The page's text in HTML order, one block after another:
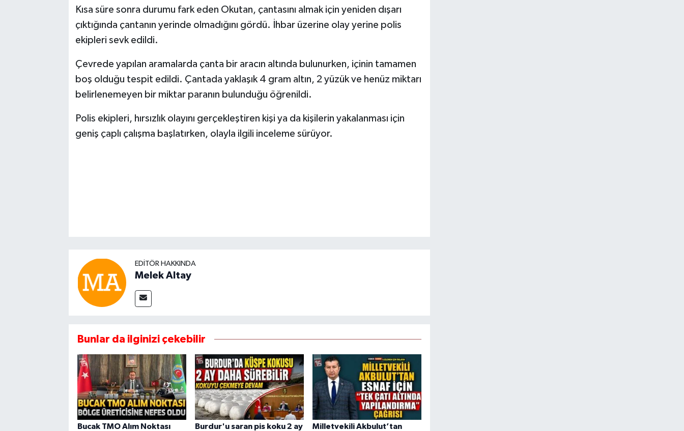
Kısa süre sonra durumu fark eden Okutan, çantasını almak için yeniden dışarı
çıktığında çantanın yerinde olmadığını gördü. İhbar üzerine olay yerine polis
ekipleri sevk edildi.
Çevrede yapılan aramalarda çanta bir aracın altında bulunurken, içinin tamamen
boş olduğu tespit edildi. Çantada yaklaşık 4 gram altın, 2 yüzük ve henüz miktarı
belirlenemeyen bir miktar paranın bulunduğu öğrenildi.
Polis ekipleri, hırsızlık olayını gerçekleştiren kişi ya da kişilerin yakalanması için
geniş çaplı çalışma başlatırken, olayla ilgili inceleme sürüyor.
EDITÖR HAKKINDA
Melek Altay
Bunlar da ilginizi çekebilir
Bucak TMO Alım Noktası
Burdur'u saran pis koku 2 ay
Milletvekili Akbulut’tan